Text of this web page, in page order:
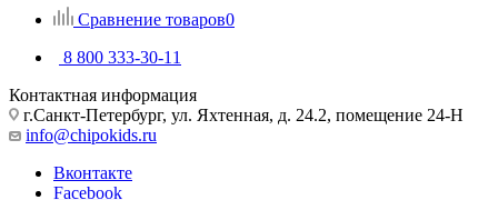
Сравнение товаров0
8 800 333-30-11
Контактная информация
г.Санкт-Петербург, ул. Яхтенная, д. 24.2, помещение 24-Н
info@chipokids.ru
Вконтакте
Facebook